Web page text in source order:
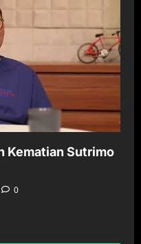
Kematian Sutrimo
0